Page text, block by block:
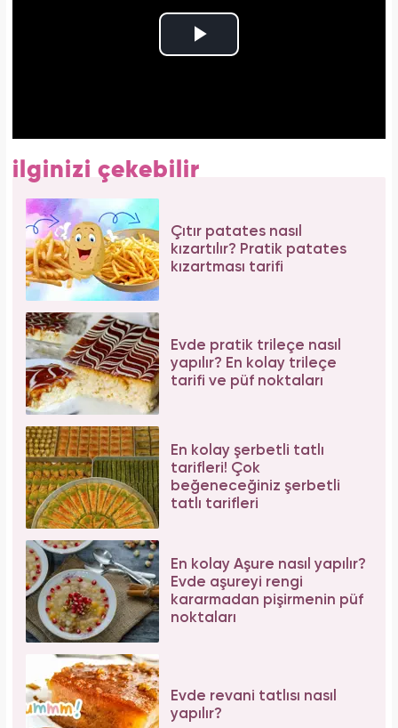
ilginizi çekebilir
Çıtır patates nasıl
kızartılır? Pratik patates
kızartması tarifi
Evde pratik trileçe nasıl
yapılır? En kolay trileçe
tarifi ve püf noktaları
En kolay şerbetli tatlı
tarifleri! Çok
beğeneceğiniz şerbetli
tatlı tarifleri
En kolay Aşure nasıl yapılır?
Evde aşureyi rengi
kararmadan pişirmenin püf
noktaları
Evde revani tatlısı nasıl
yapılır?